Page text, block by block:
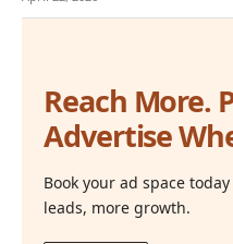
Reach More.
Advertise
Book your ad space
leads, more growth.